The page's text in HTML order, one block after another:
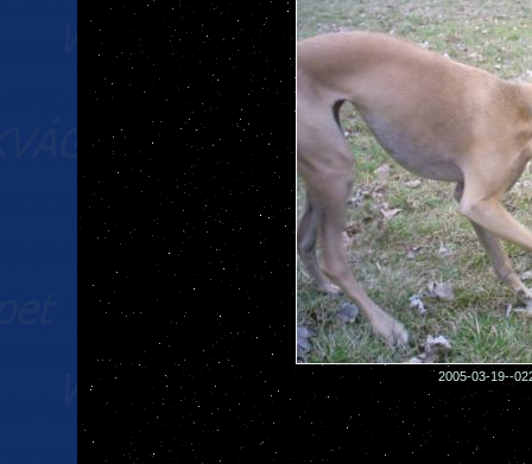
2005-03-19--